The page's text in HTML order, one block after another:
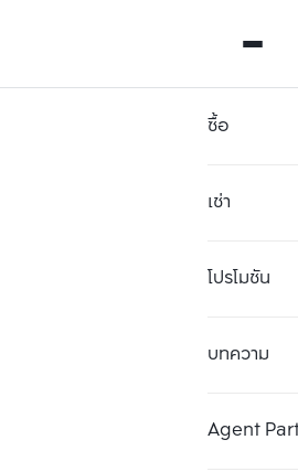
ซื้อ
เช่า
โปรโมชัน
บทความ
Agent